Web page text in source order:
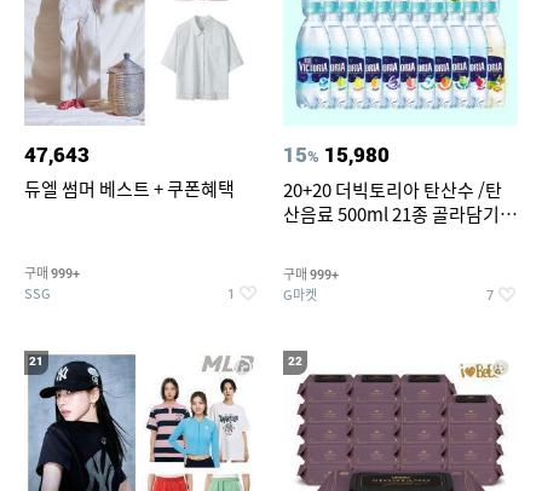
47,643
듀엘 썸머 베스트 + 쿠폰혜택
구매 999+
SSG 1
15% 15,980
20+20 더빅토리아 탄산수 /탄
산음료 500ml 21종 골라담기
구매 999+
G마켓 7
21 22